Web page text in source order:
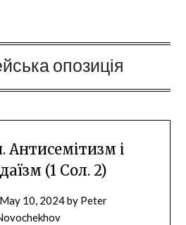
опозиція
Антисемітизм і
(1 Сол. 2)
May 10, 2024by Peter